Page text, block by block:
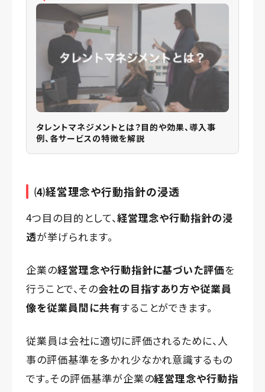
タレントマネジメントとは？目的や効果、導入事
例、各サービスの特徴を解説
⑷経営理念や行動指針の浸透
4つ目の目的として、経営理念や行動指針の浸
透が挙げられます。
企業の経営理念や行動指針に基づいた評価を
行うことで、その会社の目指すあり方や従業員
像を従業員間に共有することができます。
従業員は会社に適切に評価されるために、人
事の評価基準を多かれ少なかれ意識するもの
です。その評価基準が企業の経営理念や行動指